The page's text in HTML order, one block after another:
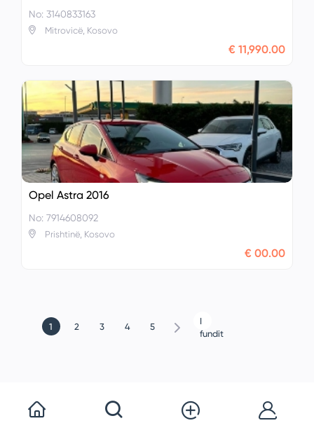
No: 3140833163
Mitrovicë, Kosovo
€ 11,990.00
Opel Astra 2016
No: 7914608092
Prishtinë, Kosovo
€ 00.00
1 2 3 4 5
I
fundit